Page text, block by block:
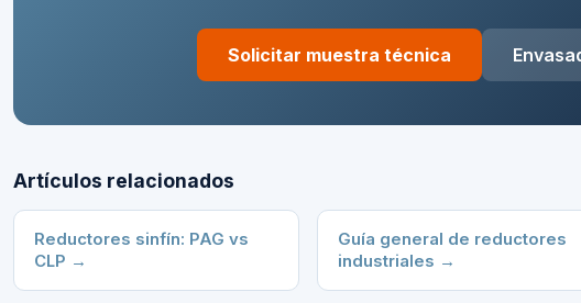
Solicitar muestra técnica
Artículos relacionados
Reductores sinfín: PAG vs
CLP →
Guía general de reductores
industriales →